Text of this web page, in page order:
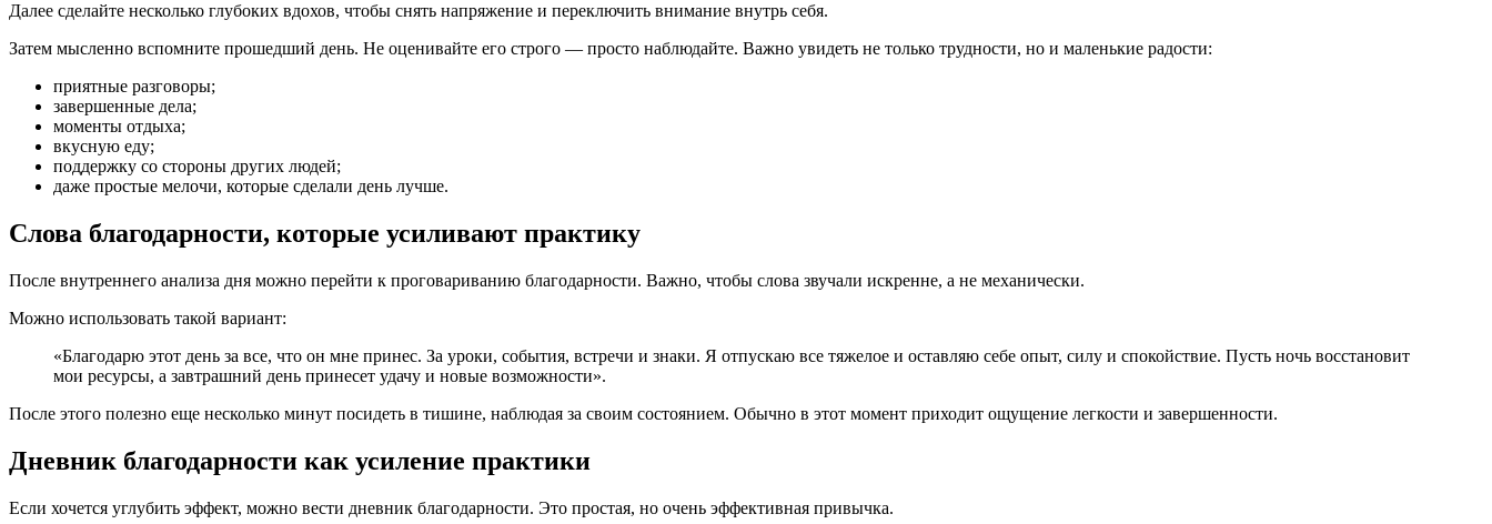
Далее сделайте несколько глубоких вдохов, чтобы снять напряжение и переключить внимание внутрь себя.
Затем мысленно вспомните прошедший день. Не оценивайте его строго — просто наблюдайте. Важно увидеть не только трудности, но и маленькие радости:
приятные разговоры;
завершенные дела;
моменты отдыха;
вкусную еду;
поддержку со стороны других людей;
даже простые мелочи, которые сделали день лучше.
Слова благодарности, которые усиливают практику
После внутреннего анализа дня можно перейти к проговариванию благодарности. Важно, чтобы слова звучали искренне, а не механически.
Можно использовать такой вариант:
«Благодарю этот день за все, что он мне принес. За уроки, события, встречи и знаки. Я отпускаю все тяжелое и оставляю себе опыт, силу и спокойствие. Пусть ночь восстановит
мои ресурсы, а завтрашний день принесет удачу и новые возможности».
После этого полезно еще несколько минут посидеть в тишине, наблюдая за своим состоянием. Обычно в этот момент приходит ощущение легкости и завершенности.
Дневник благодарности как усиление практики
Если хочется углубить эффект, можно вести дневник благодарности. Это простая, но очень эффективная привычка.